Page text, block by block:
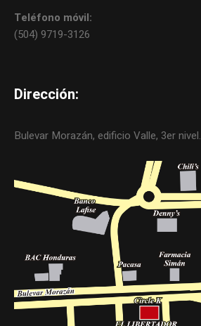
Teléfono móvil:
(504) 9719-3126
Dirección:
Bulevar Morazán, edificio Valle, 3er nivel.